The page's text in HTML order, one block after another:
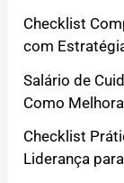
Checklist
com
Salário de
Como
Checklist
Liderança